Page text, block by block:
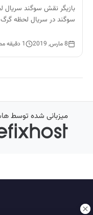
بازیگر نقش سوگند
سوگند در سریال لحظه
8 مارس, 2019 1 دقیقه مطالعه
میزبانی شده توسط